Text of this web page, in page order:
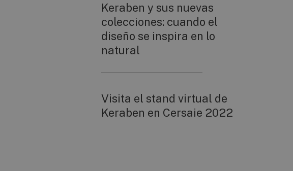
Keraben y sus nuevas
colecciones: cuando el
diseño se inspira en lo
natural
Visita el stand virtual de
Keraben en Cersaie 2022